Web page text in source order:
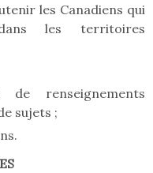
les Canadiens qui
les territoires
de renseignements
sujets ;